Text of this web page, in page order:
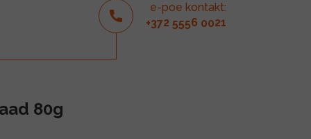
e-poe kontakt:
+372 5556 0021
80g